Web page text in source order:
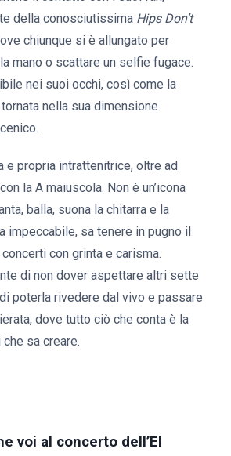
della conosciutissima Hips Don’t
chiunque si è allungato per
mano o scattare un selfie fugace.
nei suoi occhi, così come la
nella sua dimensione
e propria intrattenitrice, oltre ad
la A maiuscola. Non è un’icona
balla, suona la chitarra e la
impeccabile, sa tenere in pugno il
con grinta e carisma.
di non dover aspettare altri sette
poterla rivedere dal vivo e passare
dove tutto ciò che conta è la
sa creare.
voi al concerto dell’El